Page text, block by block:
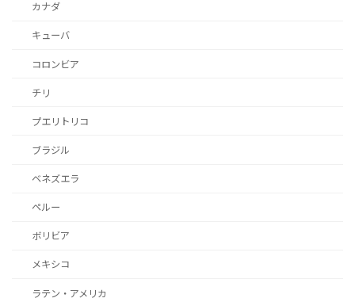
カナダ
キューバ
コロンビア
チリ
プエリトリコ
ブラジル
ベネズエラ
ペルー
ボリビア
メキシコ
ラテン・アメリカ